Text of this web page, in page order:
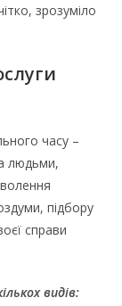
зрозуміло
часу –
людьми,
підбору
справи
видів: